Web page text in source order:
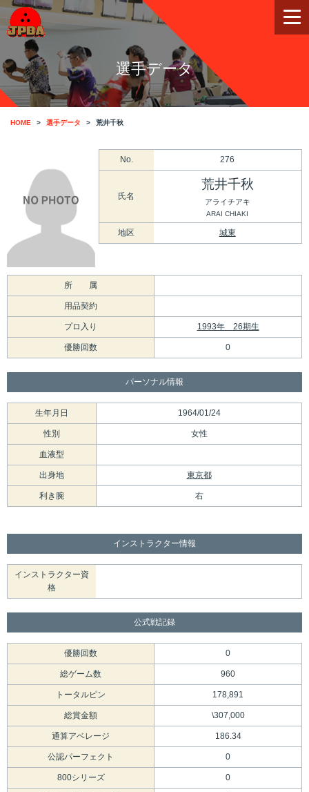
選手データ
HOME 選手データ 荒井千秋
No. 276
氏名
荒井千秋
アライチアキ
ARAI CHIAKI
地区 城東
所 属
用品契約
プロ入り 1993年 26期生
優勝回数 0
パーソナル情報
生年月日 1964/01/24
性別 女性
血液型
出身地 東京都
利き腕 右
インストラクター情報
インストラクター資
格
公式戦記録
優勝回数 0
総ゲーム数 960
トータルピン 178,891
総賞金額 \307,000
通算アベレージ 186.34
公認パーフェクト 0
800シリーズ 0